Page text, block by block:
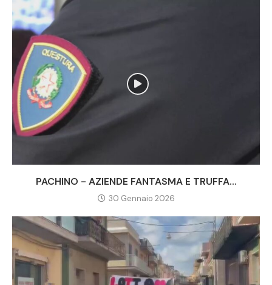
PACHINO - AZIENDE FANTASMA E TRUFFA...
30 Gennaio 2026